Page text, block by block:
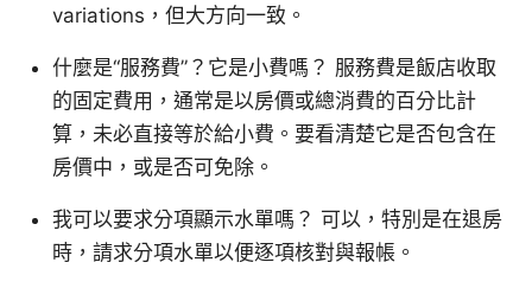
variations，但大方向一致。
什麼是“服務費”？它是小費嗎？ 服務費是飯店收取
的固定費用，通常是以房價或總消費的百分比計
算，未必直接等於給小費。要看清楚它是否包含在
房價中，或是否可免除。
我可以要求分項顯示水單嗎？ 可以，特別是在退房
時，請求分項水單以便逐項核對與報帳。